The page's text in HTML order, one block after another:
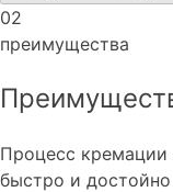
02
преимущества
Процесс кремации
быстро и